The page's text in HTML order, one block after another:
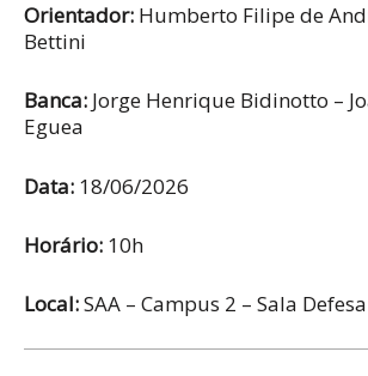
Orientador: Humberto Filipe de
Bettini
Banca: Jorge Henrique Bidinotto –
Eguea
Data: 18/06/2026
Horário: 10h
Local:SAA – Campus 2 – Sala